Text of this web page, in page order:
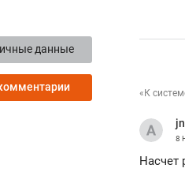
данные
«К
8
Насчет
правил,
потерять
полгода»
рынки, почему
чем интересен